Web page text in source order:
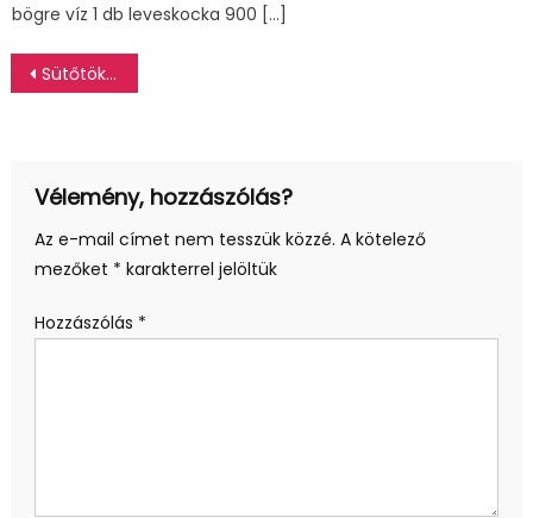
bögre víz 1 db leveskocka 900 […]
Bejegyzés
Sütőtökös-csokis keksz (glutén, laktóz és tojásmentes)
Vélemény, hozzászólás?
Az e-mail címet nem tesszük közzé. A kötelező
mezőket * karakterrel jelöltük
Hozzászólás *